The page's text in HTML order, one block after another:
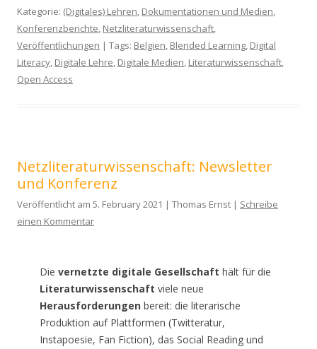
Kategorie: (Digitales) Lehren, Dokumentationen und Medien,
Konferenzberichte, Netzliteraturwissenschaft,
Veröffentlichungen | Tags: Belgien, Blended Learning, Digital
Literacy, Digitale Lehre, Digitale Medien, Literaturwissenschaft,
Open Access
Netzliteraturwissenschaft: Newsletter
und Konferenz
Veröffentlicht am 5. February 2021 | Thomas Ernst | Schreibe
einen Kommentar
Die vernetzte digitale Gesellschaft hält für die
Literaturwissenschaft viele neue
Herausforderungen bereit: die literarische
Produktion auf Plattformen (Twitteratur,
Instapoesie, Fan Fiction), das Social Reading und